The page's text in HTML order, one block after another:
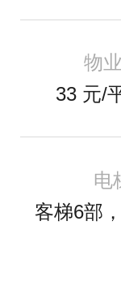
物
33 元/
电
客梯6部